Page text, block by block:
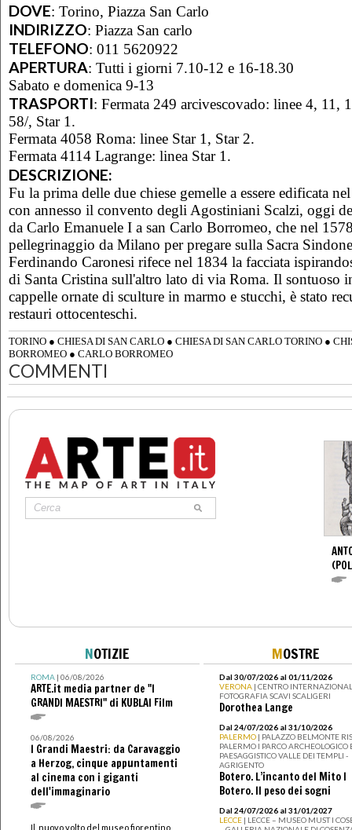
DOVE: Torino, Piazza San Carlo
INDIRIZZO: Piazza San carlo
TELEFONO: 011 5620922
APERTURA: Tutti i giorni 7.10-12 e 16-18.30
Sabato e domenica 9-13
TRASPORTI: Fermata 249 arcivescovado: linee 4, 11,
58/, Star 1.
Fermata 4058 Roma: linee Star 1, Star 2.
Fermata 4114 Lagrange: linea Star 1.
DESCRIZIONE:
Fu la prima delle due chiese gemelle a essere edificata
con annesso il convento degli Agostiniani Scalzi, oggi
da Carlo Emanuele I a san Carlo Borromeo, che nel
pellegrinaggio da Milano per pregare sulla Sacra
Ferdinando Caronesi rifece nel 1834 la facciata
di Santa Cristina sull'altro lato di via Roma. Il sontuoso
cappelle ornate di sculture in marmo e stucchi, è stato
restauri ottocenteschi.
TORINO ● CHIESA DI SAN CARLO ● CHIESA DI SAN CARLO TORINO ●
BORROMEO ● CARLO BORROMEO
COMMENTI
NOTIZIE
ROMA| 06/08/2026
ARTE.it media partner de "I
GRANDI MAESTRI" di KUBLAI Film
06/08/2026
I Grandi Maestri: da Caravaggio
a Herzog, cinque appuntamenti
al cinema con i giganti
dell'immaginario
Il nuovo volto del museo fiorentino
MOSTRE
Dal 30/07/2026 al 01/11/2026
VERONA | CENTRO
FOTOGRAFIA SCAVI SCALIGERI
Dorothea Lange
Dal 24/07/2026 al 31/10/2026
PALERMO | PALAZZO BELMONTE
PALERMO I PARCO ARCHEOLOGICO
PAESAGGISTICO VALLE DEI TEMPLI -
AGRIGENTO
Botero. L’incanto del Mito I
Botero. Il peso dei sogni
Dal 24/07/2026 al 31/01/2027
LECCE | LECCE – MUSEO MUST I